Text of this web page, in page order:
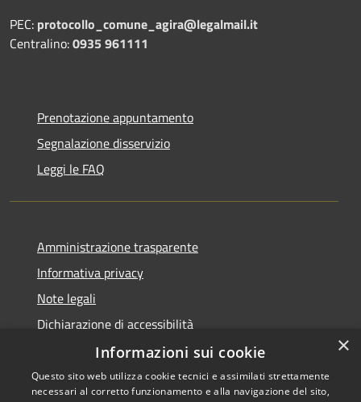
PEC: protocollo_comune_agira@legalmail.it
Centralino:0935 961111
Prenotazione appuntamento
Segnalazione disservizio
Leggi le FAQ
Amministrazione trasparente
Informativa privacy
Note legali
Dichiarazione di accessibilità
×
Informazioni sui cookie
Questo sito web utilizza cookie tecnici e assimilati strettamente
necessari al corretto funzionamento e alla navigazione del sito,